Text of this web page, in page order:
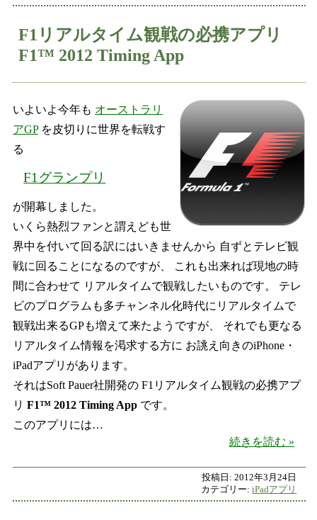
F1リアルタイム観戦の必携アプリ
F1™ 2012 Timing App
いよいよ今年も オーストラリ
アGPを皮切りに世界を転戦す
る
F1グランプリ
が開幕しました。
いくら熱烈ファンと謂えども世
界中を付いて回る訳にはいきませんから 自ずとテレビ観
戦に回ることになるのですが、 これも出来れば現地の時
間に合わせて リアルタイムで観戦したいものです。 テレ
ビのプログラムも多チャンネル化時代にリアルタイムで
観戦出来るGPも増えて来たようですが、 それでも更なる
リアルタイム情報を渇求する方に お誂え向きのiPhone・
iPadアプリがあります。
それはSoft Pauer社開発の F1リアルタイム観戦の必携アプ
リ F1™ 2012 Timing App です。
このアプリには…
続きを読む F1リ
投稿日:2012年3月24日
カテゴリー:iPadアプリ